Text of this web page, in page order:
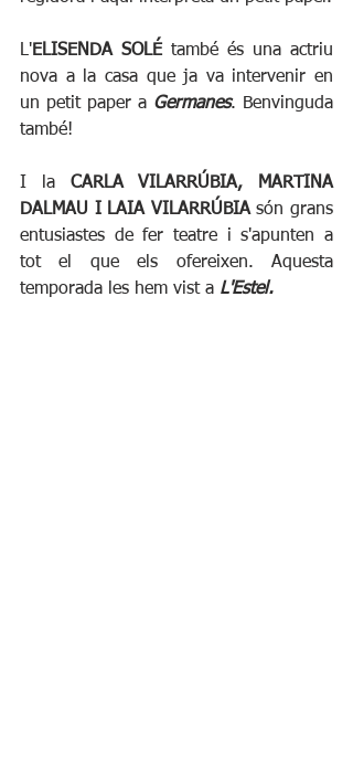
L'ELISENDA SOLÉ també és una actriu
nova a la casa que ja va intervenir en
un petit paper a Germanes. Benvinguda
també!
I la CARLA VILARRÚBIA, MARTINA
DALMAU I LAIA VILARRÚBIA són grans
entusiastes de fer teatre i s'apunten a
tot el que els ofereixen. Aquesta
temporada les hem vist a L'Estel.